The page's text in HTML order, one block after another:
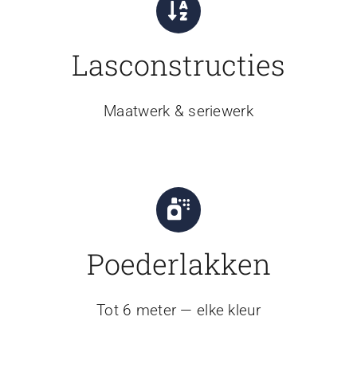
Lasconstructies
Maatwerk & seriewerk
Poederlakken
Tot 6 meter — elke kleur